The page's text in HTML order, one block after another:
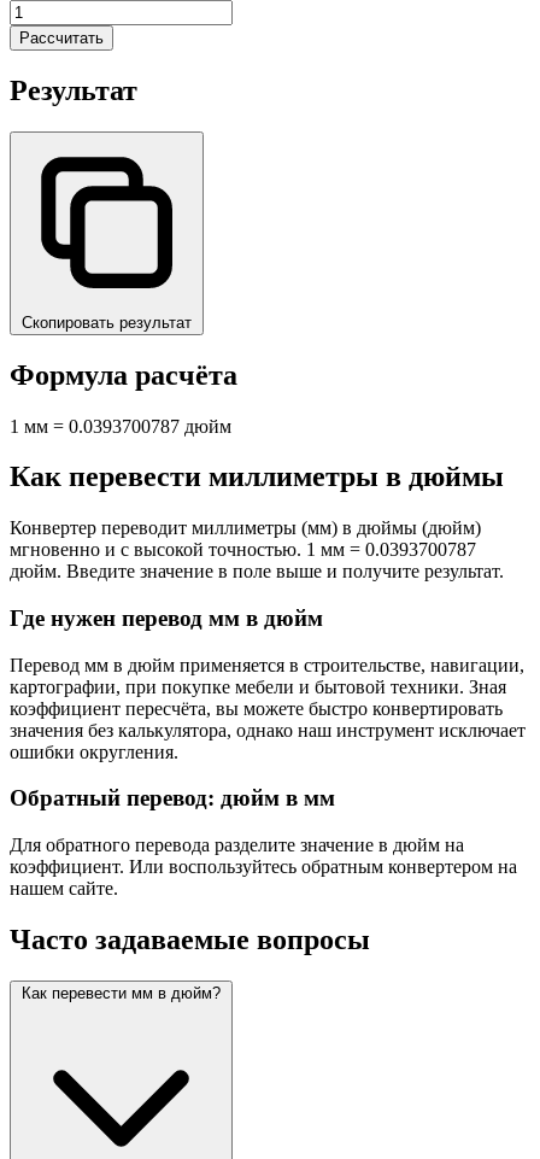
Рассчитать
Результат
Скопировать результат
Формула расчёта
1 мм = 0.0393700787 дюйм
Как перевести миллиметры в дюймы
Конвертер переводит миллиметры (мм) в дюймы (дюйм)
мгновенно и с высокой точностью. 1 мм = 0.0393700787
дюйм. Введите значение в поле выше и получите результат.
Где нужен перевод мм в дюйм
Перевод мм в дюйм применяется в строительстве, навигации,
картографии, при покупке мебели и бытовой техники. Зная
коэффициент пересчёта, вы можете быстро конвертировать
значения без калькулятора, однако наш инструмент исключает
ошибки округления.
Обратный перевод: дюйм в мм
Для обратного перевода разделите значение в дюйм на
коэффициент. Или воспользуйтесь обратным конвертером на
нашем сайте.
Часто задаваемые вопросы
Как перевести мм в дюйм?